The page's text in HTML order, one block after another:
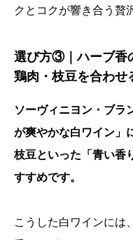
クとコクが響き合う贅
選び方③｜ハーブ香
鶏肉・枝豆を合わせ
ソーヴィニヨン・ブラ
が爽やかな白ワイン」
枝豆といった「青い香
すすめです。
こうした白ワインには